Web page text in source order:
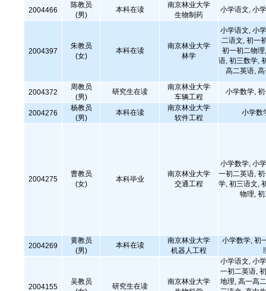
2004466
陈教员
(男)
本科在读
南京林业大学
生物制药
小学语文, 小
2004397
朱教员
(女)
本科在读
南京林业大学
林学
小学语文, 小
二语文, 初一
初一初二物
语, 初三数学,
高二英语,
2004372
周教员
(男)
研究生在读
南京林业大学
车辆工程
小学数学,
2004276
杨教员
(男)
本科在读
南京林业大学
软件工程
小学数
2004275
曹教员
(女)
本科毕业
南京林业大学
交通工程
小学数学, 小
一初二英语,
学, 初三语文,
物理,
2004269
黄教员
(男)
本科在读
南京林业大学
机器人工程
小学数学, 初
2004155
吴教员
研究生在读
南京林业大学
小学语文, 小
一初二英语,
地理, 高一高